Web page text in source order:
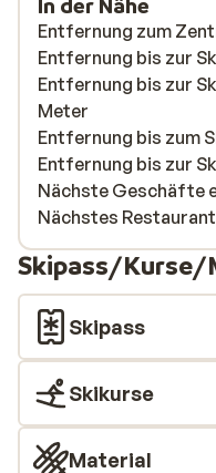
In der Nähe
Entfernung zum
Entfernung bis zur
Entfernung bis zur
Meter
Entfernung bis zum
Entfernung bis zur
Nächste Geschäfte
Nächstes
Skipass/Kurse/
Skipass
Skikurse
Material